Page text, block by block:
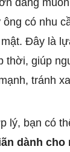
đang
có nhu
Đây là
thời, giúp
tránh
lý, bạn có
dành cho